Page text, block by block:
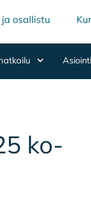
osallistu
ko­